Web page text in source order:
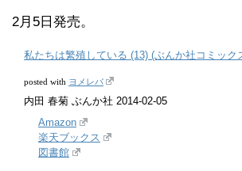
2月5日発売。
私たちは繁殖している (13) (ぶんか社コミック
posted with ヨメレバ
内田 春菊 ぶんか社 2014-02-05
Amazon
楽天ブックス
図書館